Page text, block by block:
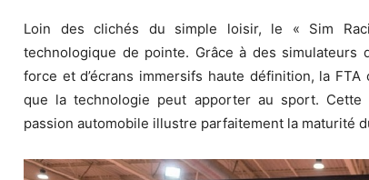
Loin des clichés du simple loisir, le « Sim
technologique de pointe. Grâce à des
force et d’écrans immersifs haute définition, la
que la technologie peut apporter au sport.
passion automobile illustre parfaitement la maturité